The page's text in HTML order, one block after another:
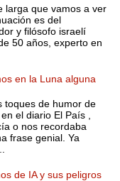
larga que vamos a ver
es del
y filósofo israelí
50 años, experto en
en la Luna alguna
toques de humor de
el diario El País ,
o nos recordaba
frase genial. Ya
de IA y sus peligros